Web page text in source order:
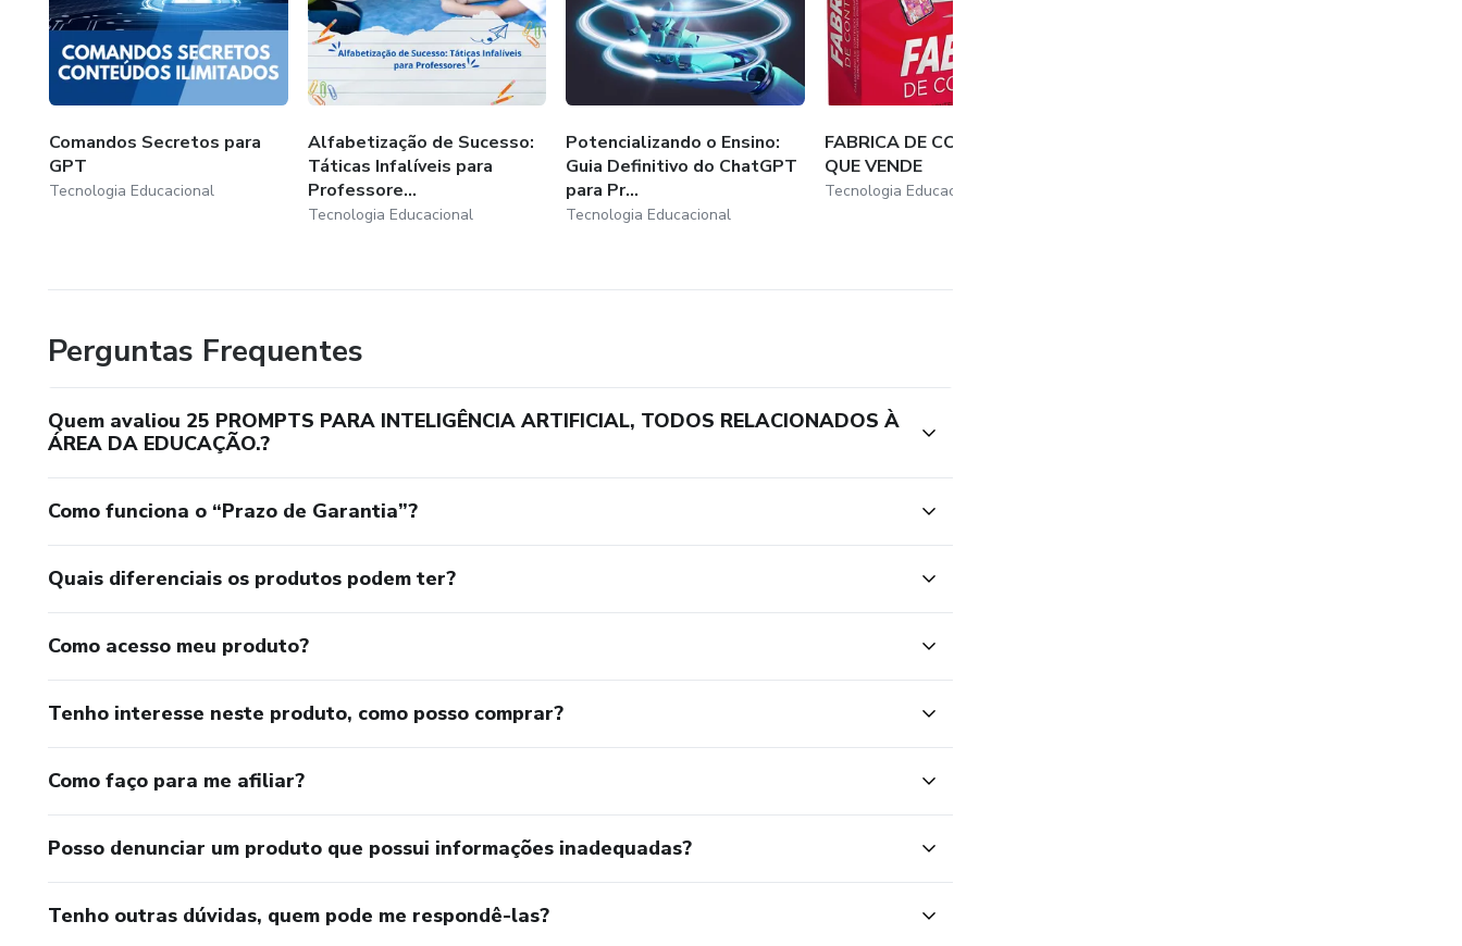
Comandos Secretos para
GPT
Tecnologia Educacional
Alfabetização de Sucesso:
Táticas Infalíveis para
Professore...
Tecnologia Educacional
Potencializando o Ensino:
Guia Definitivo do ChatGPT
para Pr...
Tecnologia Educacional
FABRICA DE CONTEÚDO
QUE VENDE
Tecnologia Educacional
Perguntas Frequentes
Quem avaliou 25 PROMPTS PARA INTELIGÊNCIA ARTIFICIAL, TODOS RELACIONADOS À
ÁREA DA EDUCAÇÃO.?
Como funciona o “Prazo de Garantia”?
Quais diferenciais os produtos podem ter?
Como acesso meu produto?
Tenho interesse neste produto, como posso comprar?
Como faço para me afiliar?
Posso denunciar um produto que possui informações inadequadas?
Tenho outras dúvidas, quem pode me respondê-las?